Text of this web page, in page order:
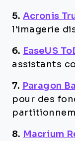
5. Acronis
l'imagerie
6. EaseUS
assistants
7. Paragon
pour des
8. Macrium